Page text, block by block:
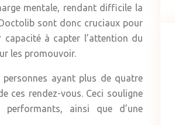
mentale, rendant difficile la
sont donc cruciaux pour
à capter l’attention du
les promouvoir.
ayant plus de quatre
ces rendez-vous. Ceci souligne
ainsi que d’une